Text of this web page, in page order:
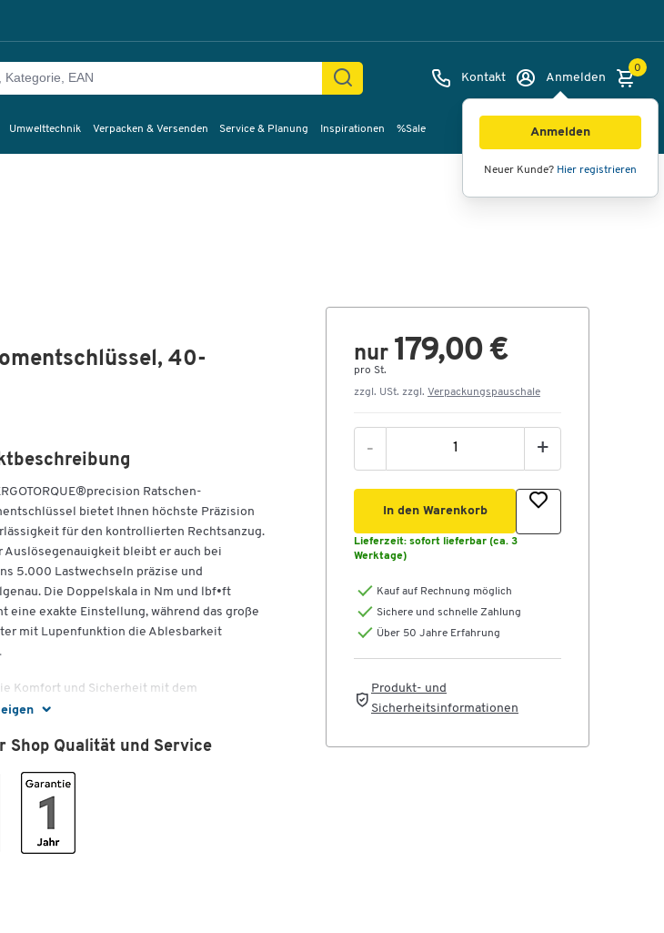
Kontakt Anmelden
Anmelden
Neuer Kunde? Hier registrieren
0
Umwelttechnik Verpacken & Versenden Service & Planung Inspirationen %Sale
40-
Ratschen-
bietet Ihnen höchste Präzision
für den kontrollierten Rechtsanzug.
Auslösegenauigkeit bleibt er auch bei
5.000 Lastwechseln präzise und
Die Doppelskala in Nm und lbf•ft
eine exakte Einstellung, während das große
mit Lupenfunktion die Ablesbarkeit
Komfort und Sicherheit mit dem
2-Komponentengriff und der sicheren
und die Druckknopf-
Inklusive Kalibrier-
nach DIN EN ISO 6789:2017(E),
auf nationale Normale.
Shop Qualität und Service
nur 179,00 €
pro St.
zzgl. USt. zzgl. Verpackungspauschale
- +
In den Warenkorb
Lieferzeit: sofort lieferbar (ca. 3
Werktage)
Kauf auf Rechnung möglich
Sichere und schnelle Zahlung
Über 50 Jahre Erfahrung
Produkt- und
Sicherheitsinformationen
Bilder Videos 360°-Ansicht